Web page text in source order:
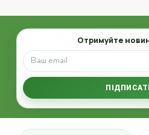
Email
Отримуйте